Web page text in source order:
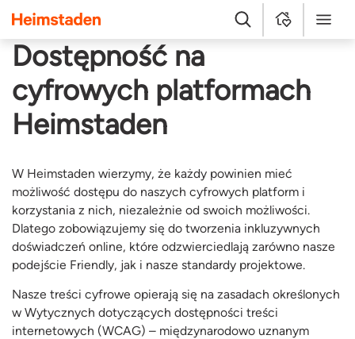
Heimstaden
Szukaj MyHomeMenu
Dostępność na
cyfrowych platformach
Heimstaden
W Heimstaden wierzymy, że każdy powinien mieć
możliwość dostępu do naszych cyfrowych platform i
korzystania z nich, niezależnie od swoich możliwości.
Dlatego zobowiązujemy się do tworzenia inkluzywnych
doświadczeń online, które odzwierciedlają zarówno nasze
podejście Friendly, jak i nasze standardy projektowe.
Nasze treści cyfrowe opierają się na zasadach określonych
w Wytycznych dotyczących dostępności treści
internetowych (WCAG) – międzynarodowo uznanym